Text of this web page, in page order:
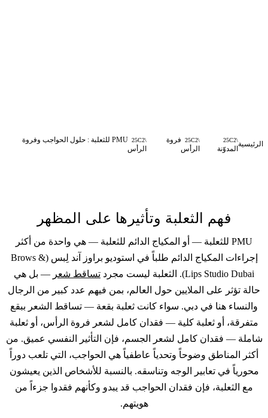
الرئيسية
المدوّنة
فروة
الرأس
PMU للثعلبة : حلول الحواجب وفروة
الرأس
فهم الثعلبة وتأثيرها على المظهر
PMU للثعلبة — أو المكياج الدائم للثعلبة — هي واحدة من أكثر
إجراءات المكياج الدائم
طلباً في استوديو براوز آند لِبس (Brows &
Lips Studio Dubai). الثعلبة ليست مجرد
تساقط شعر — بل هي
حالة تؤثر على الملايين حول العالم، بمن فيهم عدد كبير من الرجال
والنساء هنا في دبي. سواء كانت ثعلبة بقعة — تساقط الشعر ببقع
متفرقة، أو ثعلبة كلية — فقدان كامل لشعر فروة الرأس، أو ثعلبة
شاملة — فقدان كامل لشعر الجسم، فإن التأثير النفسي عميق. من
أكثر المناطق وضوحاً وتحدياً عاطفياً هي الحواجب، التي تلعب دوراً
محورياً في تعابير الوجه وتناسقه. بالنسبة للأشخاص الذين يعيشون
مع الثعلبة، فإن فقدان الحواجب قد يبدو وكأنهم فقدوا جزءاً من
هويتهم.